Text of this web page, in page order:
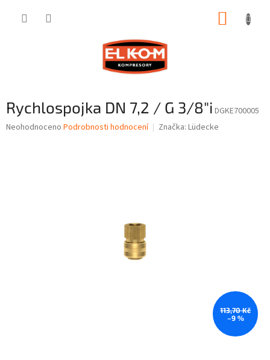
Rychlospojka DN 7,2 / G 3/8"i DGKE700005
Průměrné
Neohodnoceno Podrobnosti hodnocení Značka: Lüdecke
113,70 Kč
–9 %